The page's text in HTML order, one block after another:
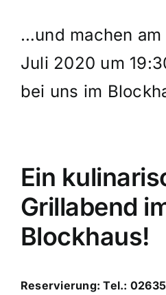
…und machen am
Juli 2020 um
bei uns im
Ein
Grillabend
Blockhaus!
Reservierung: Tel.: